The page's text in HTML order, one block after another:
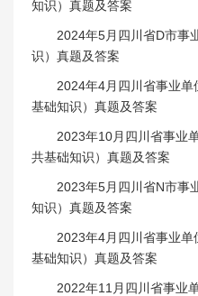
知识）真题及答案
2024年5月四川省D市事
识）真题及答案
2024年4月四川省事业
基础知识）真题及答案
2023年10月四川省事业
共基础知识）真题及答案
2023年5月四川省N市事
知识）真题及答案
2023年4月四川省事业
基础知识）真题及答案
2022年11月四川省事业